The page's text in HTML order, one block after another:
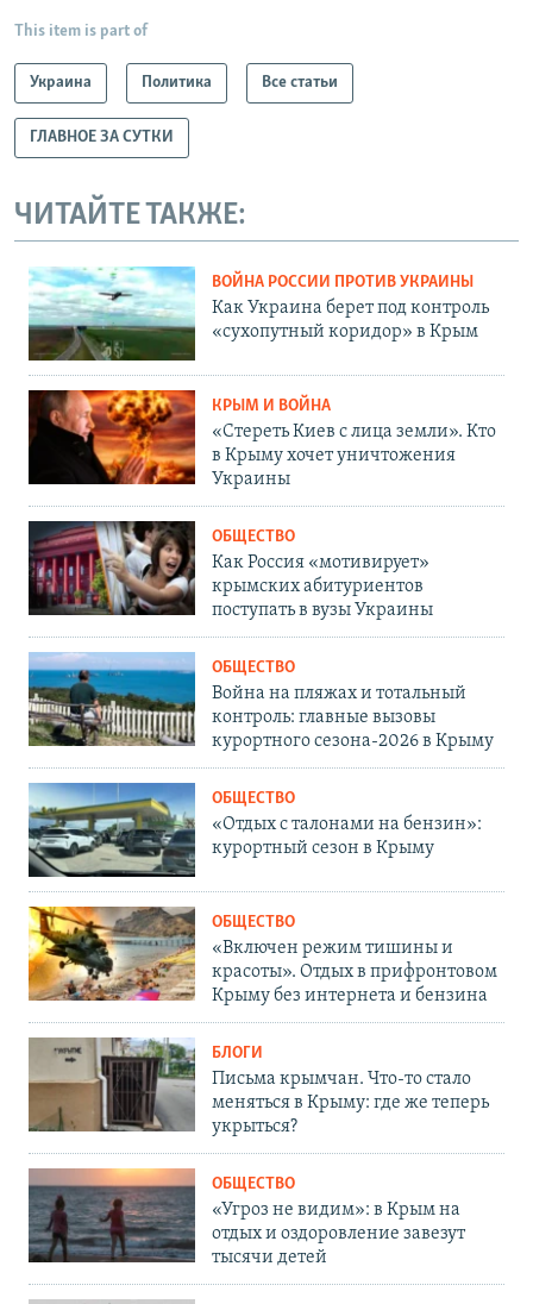
This item is part of
Украина Политика Все статьи
ГЛАВНОЕ ЗА СУТКИ
ЧИТАЙТЕ ТАКЖЕ:
ВОЙНА РОССИИ ПРОТИВ УКРАИНЫ
Как Украина берет под контроль
«сухопутный коридор» в Крым
КРЫМ И ВОЙНА
«Стереть Киев с лица земли». Кто
в Крыму хочет уничтожения
Украины
ОБЩЕСТВО
Как Россия «мотивирует»
крымских абитуриентов
поступать в вузы Украины
ОБЩЕСТВО
Война на пляжах и тотальный
контроль: главные вызовы
курортного сезона-2026 в Крыму
ОБЩЕСТВО
«Отдых с талонами на бензин»:
курортный сезон в Крыму
ОБЩЕСТВО
«Включен режим тишины и
красоты». Отдых в прифронтовом
Крыму без интернета и бензина
БЛОГИ
Письма крымчан. Что-то стало
меняться в Крыму: где же теперь
укрыться?
ОБЩЕСТВО
«Угроз не видим»: в Крым на
отдых и оздоровление завезут
тысячи детей